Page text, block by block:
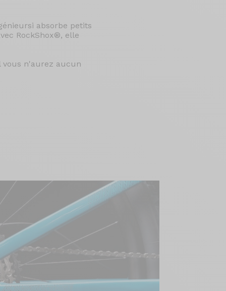
absorbe petits
RockShox®, elle
vous n'aurez aucun